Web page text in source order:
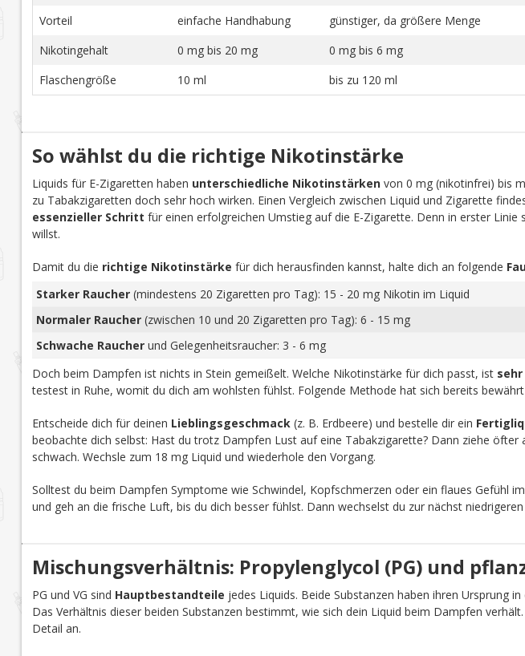
Vorteil
einfache Handhabung günstiger, da größere Menge
Nikotingehalt
0 mg bis 20 mg 0 mg bis 6 mg
Flaschengröße
10 ml bis zu 120 ml
So wählst du die richtige Nikotinstärke
Liquids für E-Zigaretten haben unterschiedliche Nikotinstärkenvon 0 mg (nikotinfrei) bis
zu Tabakzigaretten doch sehr hoch wirken. Einen Vergleich zwischen Liquid und Zigarette
essenzieller Schritt für einen erfolgreichen Umstieg auf die E-Zigarette. Denn in erster Linie
willst.
Damit du die richtige Nikotinstärke für dich herausfinden kannst, halte dich an folgende
Starker Raucher(mindestens 20 Zigaretten pro Tag): 15 - 20 mg Nikotin im Liquid
Normaler Raucher(zwischen 10 und 20 Zigaretten pro Tag): 6 - 15 mg
Schwache Raucherund Gelegenheitsraucher: 3 - 6 mg
Doch beim Dampfen ist nichts in Stein gemeißelt. Welche Nikotinstärke für dich passt, ist
testest in Ruhe, womit du dich am wohlsten fühlst. Folgende Methode hat sich bereits
Entscheide dich für deinen Lieblingsgeschmack(z. B. Erdbeere) und bestelle dir ein
beobachte dich selbst: Hast du trotz Dampfen Lust auf eine Tabakzigarette? Dann ziehe
schwach. Wechsle zum 18 mg Liquid und wiederhole den Vorgang.
Solltest du beim Dampfen Symptome wie Schwindel, Kopfschmerzen oder ein flaues Gefühl
und geh an die frische Luft, bis du dich besser fühlst. Dann wechselst du zur nächst
Mischungsverhältnis: Propylenglycol (PG) und
PG und VG sind Hauptbestandteile jedes Liquids. Beide Substanzen haben ihren Ursprung
Das Verhältnis dieser beiden Substanzen bestimmt, wie sich dein Liquid beim Dampfen
Detail an.